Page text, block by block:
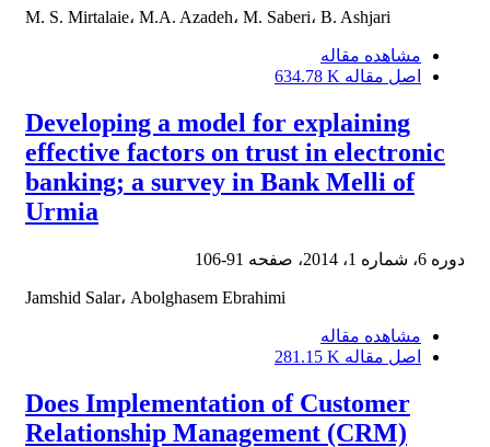
M. S. Mirtalaie، M.A. Azadeh، M. Saberi، B. Ashjari
مشاهده مقاله
اصل مقاله 634.78 K
Developing a model for explaining
effective factors on trust in electronic
banking; a survey in Bank Melli of
Urmia
دوره 6، شماره 1، 2014، صفحه 91-106
Jamshid Salar، Abolghasem Ebrahimi
مشاهده مقاله
اصل مقاله 281.15 K
Does Implementation of Customer
Relationship Management (CRM)